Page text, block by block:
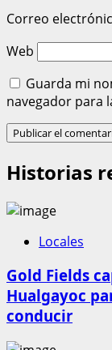
Correo
Web
Guarda mi
navegador para
Historias
Locales
Gold Fields
Hualgayoc
conducir